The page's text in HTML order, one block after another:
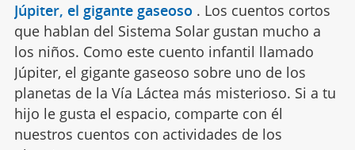
Júpiter, el gigante gaseoso . Los cuentos cortos
que hablan del Sistema Solar gustan mucho a
los niños. Como este cuento infantil llamado
Júpiter, el gigante gaseoso sobre uno de los
planetas de la Vía Láctea más misterioso. Si a tu
hijo le gusta el espacio, comparte con él
nuestros cuentos con actividades de los